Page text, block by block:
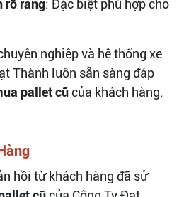
rõ ràng: Đặc biệt phù hợp cho
nghiệp và hệ thống xe
Thành luôn sẵn sàng đáp
pallet cũcủa khách hàng.
hồi từ khách hàng đã sử